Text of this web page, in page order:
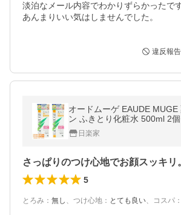
淡泊なメール内容でわかりずらかったです
あんまりいい気はしませんでした。
違反報告
オードムーゲ EAUDE MUGE
ン ふきとり化粧水 500ml 2個
日楽家
さっぱりのつけ心地でお顔スッキリ
5
とろみ ： 無し 、 つけ心地 ： とても良い、 コスパ ：